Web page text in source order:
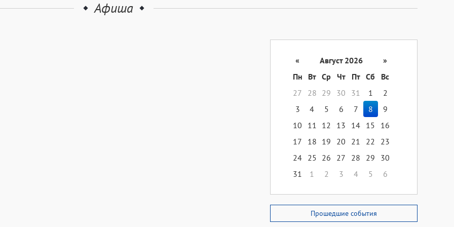
Афиша
« Август 2026
»
Пн
Вт Ср Чт Пт Сб
Вс
27
28 29 30 31 1
2
3
4 5 6 7 8
9
10
11 12 13 14 15
16
17
18 19 20 21 22
23
24 25 26 27 28 29
30
31
1 2 3 4 5 6
Прошедшие события